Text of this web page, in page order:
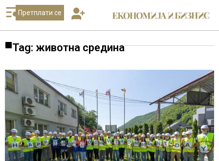
Претплати се
Tag: животна средина